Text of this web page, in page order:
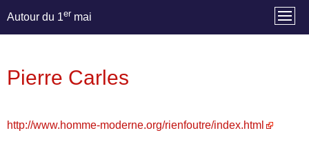
Autour du 1er mai
Pierre Carles
http://www.homme-moderne.org/rienfoutre/index.html